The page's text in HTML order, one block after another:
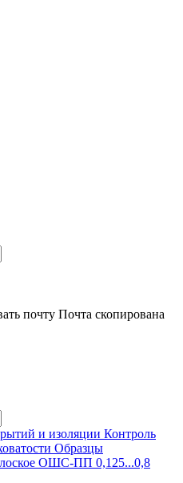
почту Почта скопирована
и изоляции Контроль
Образцы
ОШС-ПП 0,125...0,8